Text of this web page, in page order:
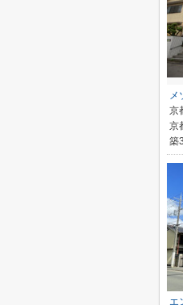
メ
京
京
築
エ